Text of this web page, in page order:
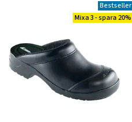
Bestseller
Mixa 3 - spara 20%